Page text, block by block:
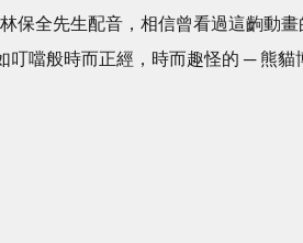
保全先生配音，相信曾看過這齣動畫
叮噹般時而正經，時而趣怪的 ─ 熊貓